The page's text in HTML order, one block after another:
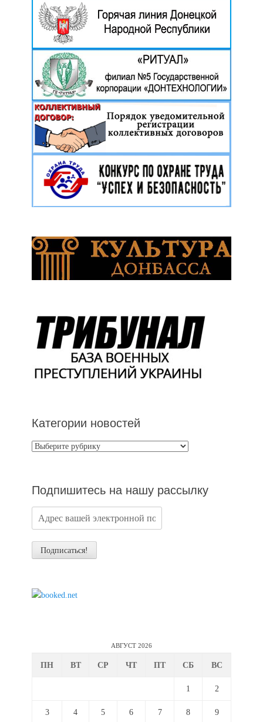
Категории новостей
Категории
Подпишитесь на нашу рассылку
АВГУСТ 2026
ПН ВТ СР ЧТ ПТ СБ ВС
1 2
3 4 5 6 7 8 9